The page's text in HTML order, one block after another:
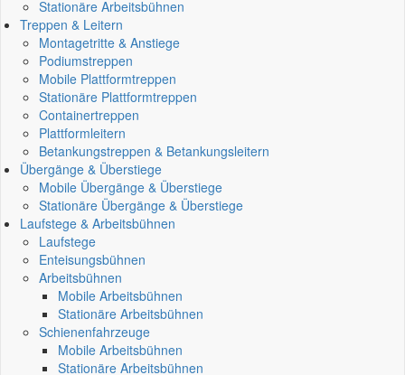
Stationäre Arbeitsbühnen
Treppen & Leitern
Montagetritte & Anstiege
Podiumstreppen
Mobile Plattformtreppen
Stationäre Plattformtreppen
Containertreppen
Plattformleitern
Betankungstreppen & Betankungsleitern
Übergänge & Überstiege
Mobile Übergänge & Überstiege
Stationäre Übergänge & Überstiege
Laufstege & Arbeitsbühnen
Laufstege
Enteisungsbühnen
Arbeitsbühnen
Mobile Arbeitsbühnen
Stationäre Arbeitsbühnen
Schienenfahrzeuge
Mobile Arbeitsbühnen
Stationäre Arbeitsbühnen